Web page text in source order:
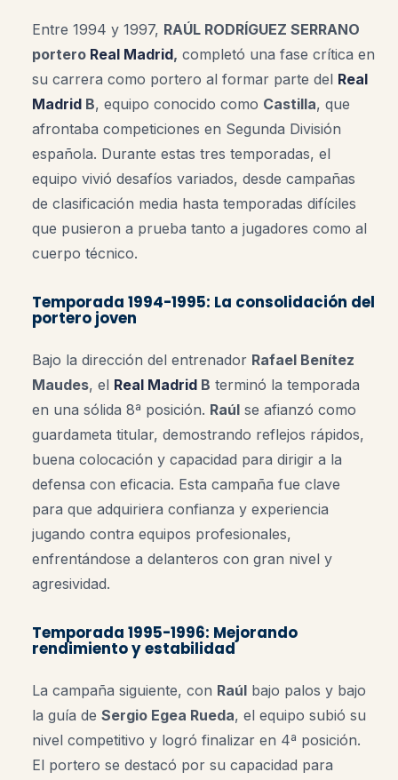
Entre 1994 y 1997, RAÚL RODRÍGUEZ SERRANO
portero Real Madrid, completó una fase crítica en
su carrera como portero al formar parte del Real
Madrid B, equipo conocido como Castilla, que
afrontaba competiciones en Segunda División
española. Durante estas tres temporadas, el
equipo vivió desafíos variados, desde campañas
de clasificación media hasta temporadas difíciles
que pusieron a prueba tanto a jugadores como al
cuerpo técnico.
Temporada 1994-1995: La consolidación del
portero joven
Bajo la dirección del entrenador Rafael Benítez
Maudes, el Real Madrid B terminó la temporada
en una sólida 8ª posición. Raúl se afianzó como
guardameta titular, demostrando reflejos rápidos,
buena colocación y capacidad para dirigir a la
defensa con eficacia. Esta campaña fue clave
para que adquiriera confianza y experiencia
jugando contra equipos profesionales,
enfrentándose a delanteros con gran nivel y
agresividad.
Temporada 1995-1996: Mejorando
rendimiento y estabilidad
La campaña siguiente, con Raúl bajo palos y bajo
la guía de Sergio Egea Rueda, el equipo subió su
nivel competitivo y logró finalizar en 4ª posición.
El portero se destacó por su capacidad para